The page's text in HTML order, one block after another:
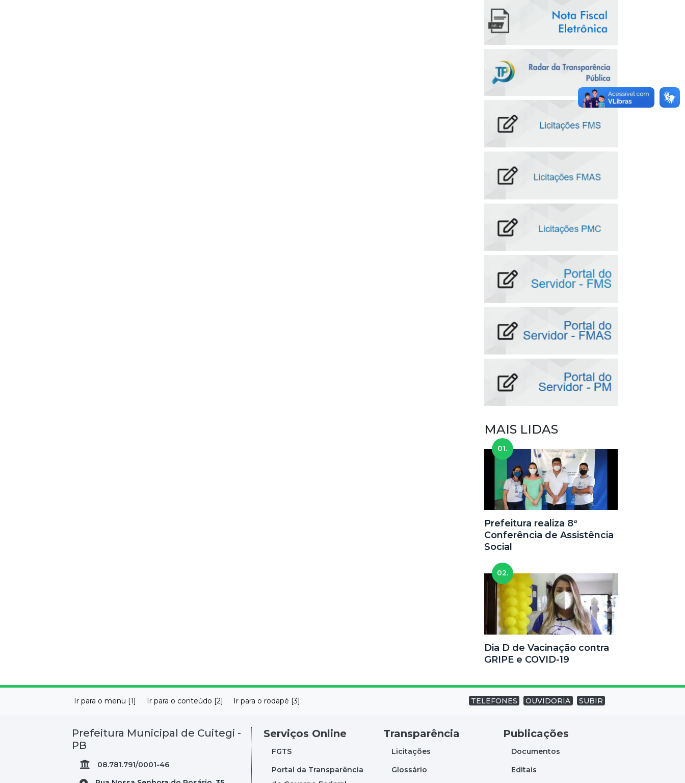
MAIS LIDAS
01.
Prefeitura realiza 8ª
Conferência de Assistência
Social
02.
Dia D de Vacinação contra
GRIPE e COVID-19
Ir para o menu [1] Ir para o conteúdo [2] Ir para o rodapé [3] TELEFONES OUVIDORIA SUBIR
Prefeitura Municipal de Cuitegi -
PB
08.781.791/0001-46
Serviços Online
FGTS
Portal da Transparência
Transparência
Licitações
Glossário
Publicações
Documentos
Editais